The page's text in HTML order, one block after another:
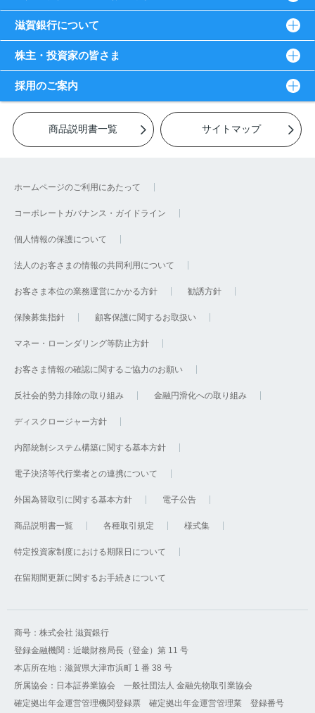
滋賀銀行について
株主・投資家の皆さま
採用のご案内
商品説明書一覧 サイトマップ
ホームページのご利用にあたって
コーポレートガバナンス・ガイドライン
個人情報の保護について
法人のお客さまの情報の共同利用について
お客さま本位の業務運営にかかる方針 勧誘方針
保険募集指針 顧客保護に関するお取扱い
マネー・ローンダリング等防止方針
お客さま情報の確認に関するご協力のお願い
反社会的勢力排除の取り組み 金融円滑化への取り組み
ディスクロージャー方針
内部統制システム構築に関する基本方針
電子決済等代行業者との連携について
外国為替取引に関する基本方針 電子公告
商品説明書一覧 各種取引規定 様式集
特定投資家制度における期限日について
在留期間更新に関するお手続きについて
商号：株式会社 滋賀銀行
登録金融機関：近畿財務局長（登金）第 11 号
本店所在地：滋賀県大津市浜町 1 番 38 号
所属協会：日本証券業協会 一般社団法人 金融先物取引業協会
確定拠出年金運営管理機関登録票 確定拠出年金運営管理業 登録番号